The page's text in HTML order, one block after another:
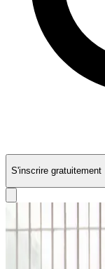
S'inscrire gratuitement